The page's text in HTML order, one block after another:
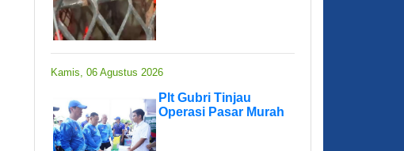
Kamis, 06 Agustus 2026
Plt Gubri Tinjau
Operasi Pasar Murah